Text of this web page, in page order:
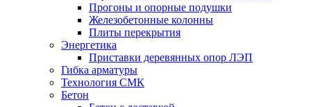
Прогоны и опорные подушки
Железобетонные колонны
Плиты перекрытия
Энергетика
Приставки деревянных опор ЛЭП
Гибка арматуры
Технология СМК
Бетон